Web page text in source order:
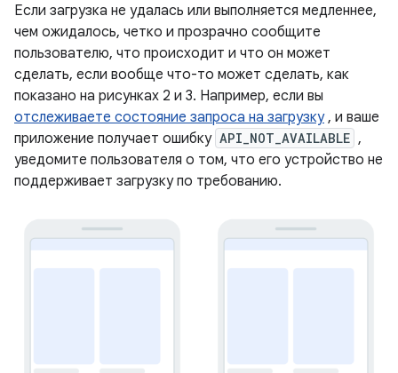
Если загрузка не удалась или выполняется медленнее,
чем ожидалось, четко и прозрачно сообщите
пользователю, что происходит и что он может
сделать, если вообще что-то может сделать, как
показано на рисунках 2 и 3. Например, если вы
отслеживаете состояние запроса на загрузку, и ваше
приложение получает ошибку API_NOT_AVAILABLE ,
уведомите пользователя о том, что его устройство не
поддерживает загрузку по требованию.